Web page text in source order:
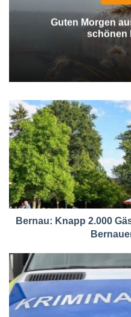
Guten Morgen
schönen
Bernau: Knapp 2.000